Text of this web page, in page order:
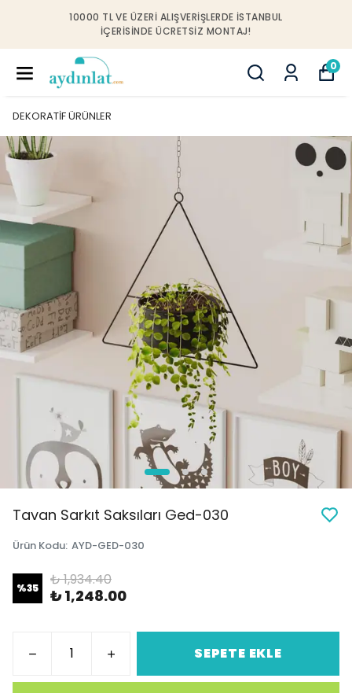
10000 TL VE ÜZERI ALIŞVERIŞLERDE İSTANBUL
IÇERISINDE ÜCRETSIZ MONTAJ!
0
DEKORATİF ÜRÜNLER
Tavan Sarkıt Saksıları Ged-030
Ürün Kodu: AYD-GED-030
%35 ₺ 1,934.40
₺ 1,248.00
SEPETE EKLE